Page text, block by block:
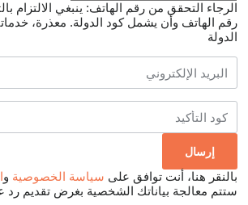
الرجاء التحقق من رقم الهاتف: ينبغي الالتزام
رقم الهاتف وأن يشمل كود الدولة. معذرة،
الدولة
بالنقر هنا، أنت توافق على سياسة الخصوصية و
ستتم معالجة بياناتك الشخصية بغرض تقديم